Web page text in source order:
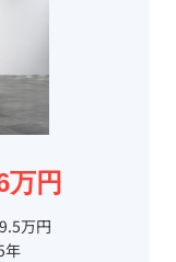
万円
万円
年